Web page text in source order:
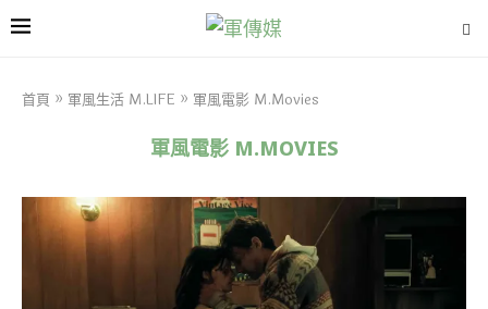
首頁 » 軍風生活 M.LIFE » 軍風電影 M.Movies
軍風電影 M.MOVIES